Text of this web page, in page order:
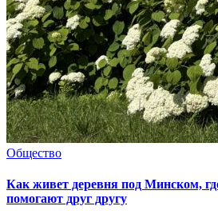
Общество
Как живет деревня под Минском,
помогают друг другу